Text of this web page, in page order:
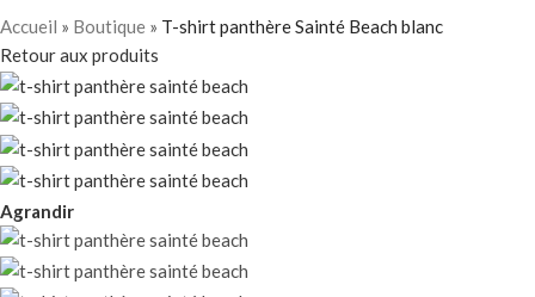
Accueil » Boutique » T-shirt panthère Sainté Beach blanc
Retour aux produits
Agrandir